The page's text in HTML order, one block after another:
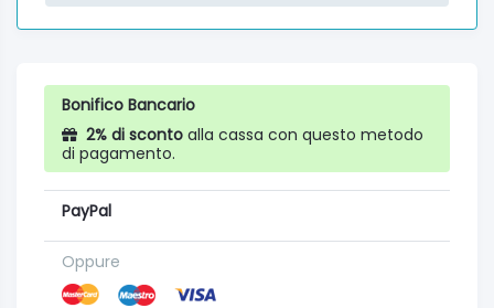
Bonifico Bancario
2% di sconto alla cassa con questo metodo
di pagamento.
PayPal
Oppure